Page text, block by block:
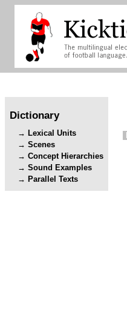
Dictionary
Lexical Units
Scenes
Concept Hierarchies
Sound Examples
Parallel Texts